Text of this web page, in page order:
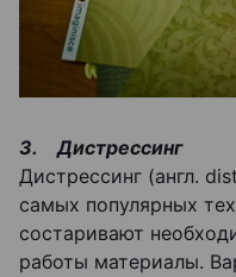
3. Дистрессинг
Дистрессинг (англ.
самых популярных
состаривают
работы материалы.